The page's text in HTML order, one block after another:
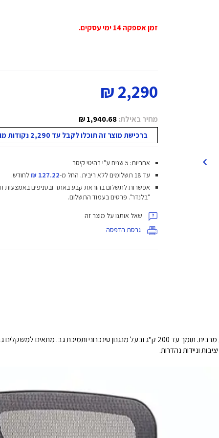
זמן אספקה 14 ימי עסקים.
2,290 ₪
מחיר באילת:1,940.68 ₪
ברכישת מוצר זה תוכלו לקבל עד 2,290 נקודות מועדון!
אחריות: 5 שנים ע"י רהיטי קיסר
עד 18 תשלומים ללא ריבית.
החל מ-127.22 ₪
לחודש.
אפשרות לתשלום בהוראת קבע באתר ובסניפים באמצעות
"בלנדר". פרטים בעמוד התשלום.
שאל אותנו על מוצר זה
גרסת הדפסה
כיסא משרדי גדול וגבוה מרופד ועבה במיוחד לנוחות מרבית. תומך עד 200 ק"ג ובעל מנגנון